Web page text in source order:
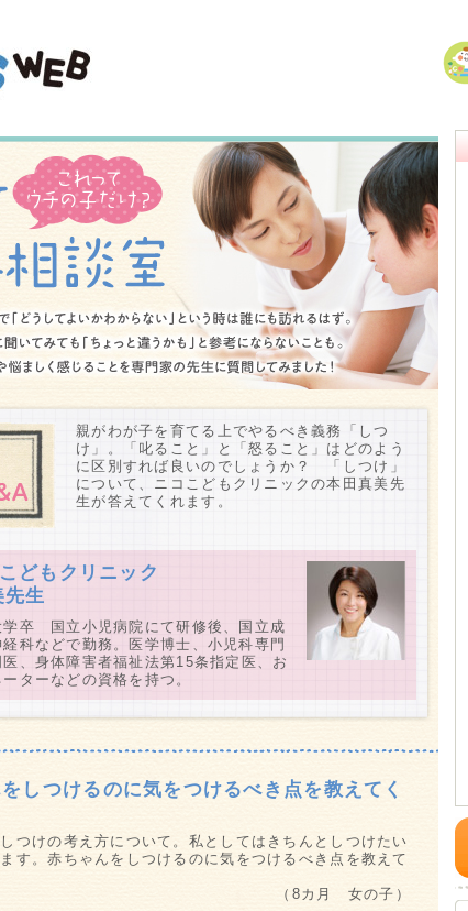
親がわが子を育てる上でやるべき義務「しつ
け」。「叱ること」と「怒ること」はどのよう
に区別すれば良いのでしょうか？ 「しつけ」
について、ニコこどもクリニックの本田真美先
生が答えてくれます。
どもクリニック
先生
学卒 国立小児病院にて研修後、国立成
科などで勤務。医学博士、小児科専門
、身体障害者福祉法第15条指定医、お
ターなどの資格を持つ。
しつけるのに気をつけるべき点を教えてく
つけの考え方について。私としてはきちんとしつけたい
す。赤ちゃんをしつけるのに気をつけるべき点を教えて
（8カ月 女の子）